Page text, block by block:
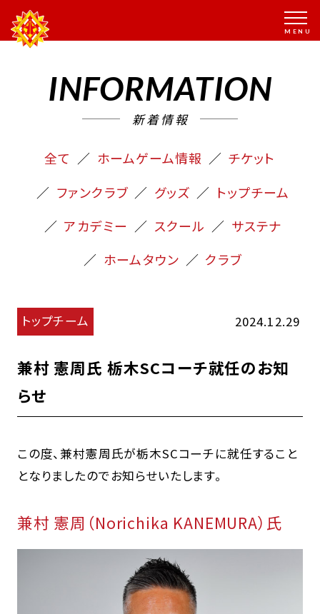
INFORMATION
新着情報
全て ホームゲーム情報
チケット
ファンクラブ
グッズ
トップチーム
アカデミー
スクール
サステナ
ホームタウン
クラブ
トップチーム 2024.12.29
兼村 憲周氏 栃木SCコーチ就任のお知
らせ
この度、兼村憲周氏が栃⽊SCコーチに就任すること
となりましたのでお知らせいたします。
兼村 憲周（Norichika KANEMURA）氏